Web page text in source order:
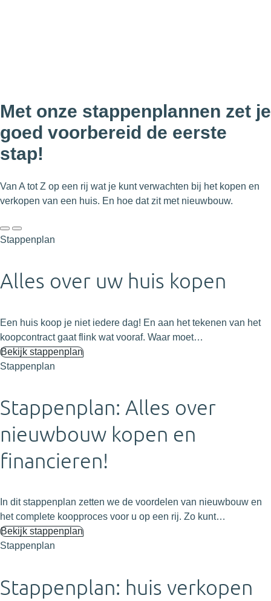
Met onze stappenplannen zet je
goed voorbereid de eerste
stap!
Van A tot Z op een rij wat je kunt verwachten bij het kopen en
verkopen van een huis. En hoe dat zit met nieuwbouw.
Stappenplan
Alles over uw huis kopen
Een huis koop je niet iedere dag! En aan het tekenen van het
koopcontract gaat flink wat vooraf. Waar moet…
Bekijk stappenplan
Stappenplan
Stappenplan: Alles over
nieuwbouw kopen en
financieren!
In dit stappenplan zetten we de voordelen van nieuwbouw en
het complete koopproces voor u op een rij. Zo kunt…
Bekijk stappenplan
Stappenplan
Stappenplan: huis verkopen